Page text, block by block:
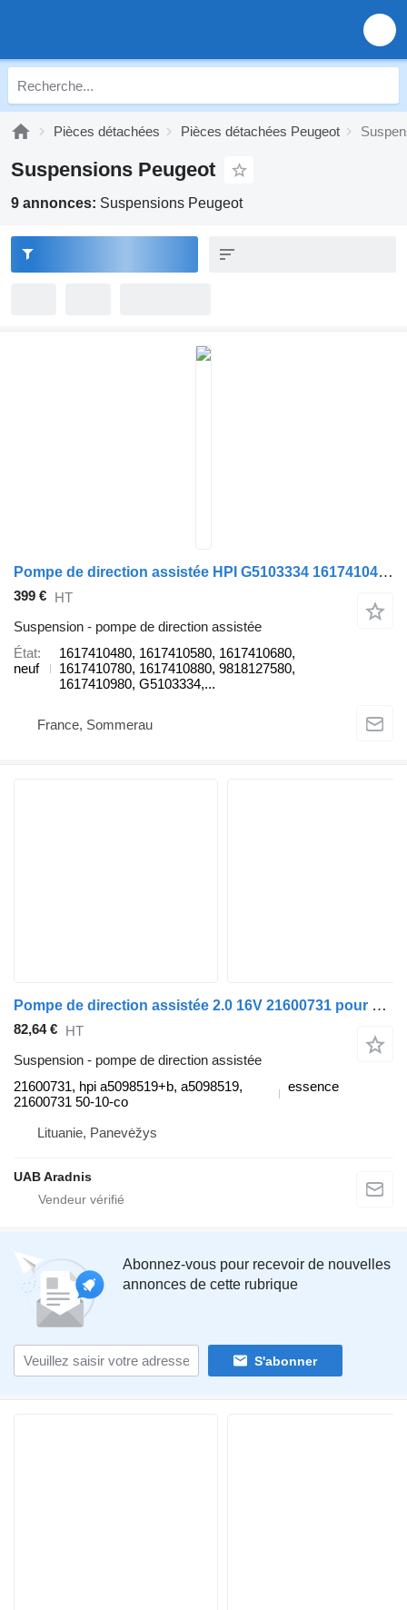
Pièces détachées Pièces détachées Peugeot
Suspensions Peugeot
9 annonces: Suspensions Peugeot
Pompe de direction assistée HPI G5103334 1617410480 pour automobile Peugeot expert
399 € HT
Suspension - pompe de direction assistée
État
neuf
1617410480, 1617410580, 1617410680,
1617410780, 1617410880, 9818127580,
1617410980, G5103334,...
France, Sommerau
Pompe de direction assistée 2.0 16V 21600731 pour automobile Peugeot 407 (6D_)
82,64 € HT
Suspension - pompe de direction assistée
21600731, hpi a5098519+b, a5098519,
21600731 50-10-co
essence
Lituanie, Panevėžys
UAB Aradnis
Abonnez-vous pour recevoir de nouvelles
annonces de cette rubrique
S'abonner